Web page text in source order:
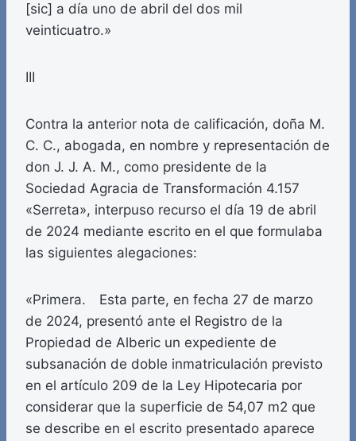
[sic] a día uno de abril del dos mil
veinticuatro.»
III
Contra la anterior nota de calificación, doña M.
C. C., abogada, en nombre y representación de
don J. J. A. M., como presidente de la
Sociedad Agracia de Transformación 4.157
«Serreta», interpuso recurso el día 19 de abril
de 2024 mediante escrito en el que formulaba
las siguientes alegaciones:
«Primera. Esta parte, en fecha 27 de marzo
de 2024, presentó ante el Registro de la
Propiedad de Alberic un expediente de
subsanación de doble inmatriculación previsto
en el artículo 209 de la Ley Hipotecaria por
considerar que la superficie de 54,07 m2 que
se describe en el escrito presentado aparece